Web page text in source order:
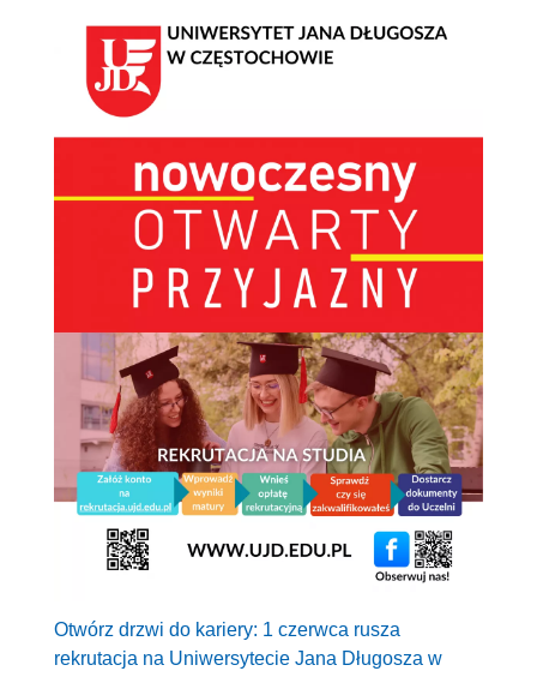
Otwórz drzwi do kariery: 1 czerwca rusza
rekrutacja na Uniwersytecie Jana Długosza w